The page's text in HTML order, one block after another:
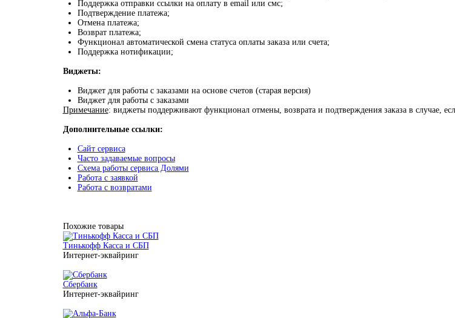
Поддержка отправки ссылки на оплату в email или смс;
Подтверждение платежа;
Отмена платежа;
Возврат платежа;
Функционал автоматической смена статуса оплаты заказа или счета;
Поддержка нотификации;
Виджеты:
Виджет для работы с заказами на основе счетов (старая версия)
Виджет для работы с заказами
Примечание: виджеты поддерживают функционал отмены, возврата и подтверждения заказа в случае,
Дополнительные ссылки:
Сайт сервиса
Часто задаваемые вопросы
Схема работы сервиса Долями
Работа с заявкой
Работа с возвратами
Похожие товары
Тинькофф Касса и СБП
Интернет-эквайринг
Сбербанк
Интернет-эквайринг